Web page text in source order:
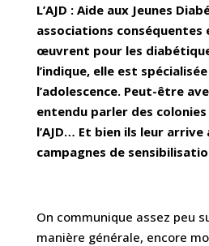
L’AJD : Aide aux Jeunes
associations conséquentes
œuvrent pour les
l’indique, elle est
l’adolescence. Peut-être
entendu parler des colonies
l’AJD… Et bien ils leur arrive
campagnes de
On communique assez peu
manière générale, encore